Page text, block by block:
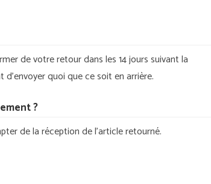
de votre retour dans les 14 jours suivant la
d’envoyer quoi que ce soit en arrière.
?
de la réception de l’article retourné.